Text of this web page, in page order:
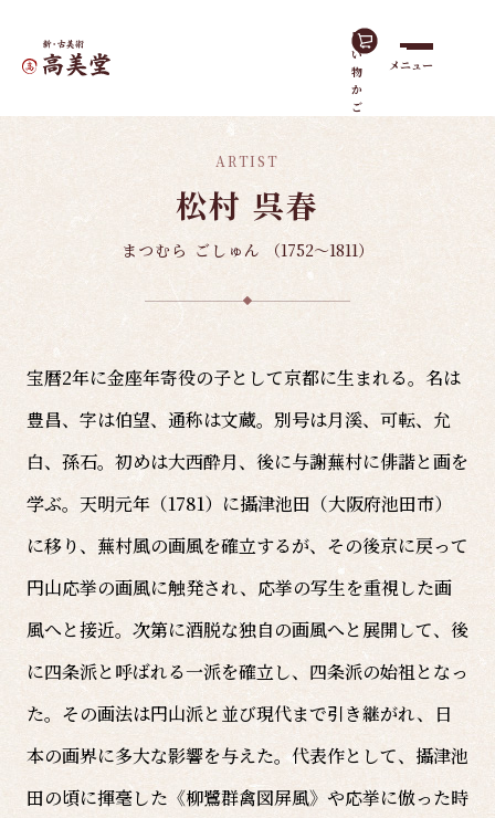
買
い
物
か
ご
メニュー
ホーム有名作家
ARTIST
松村 呉春
まつむら ごしゅん （1752～1811）
宝暦2年に金座年寄役の子として京都に生まれる。名は
豊昌、字は伯望、通称は文蔵。別号は月溪、可転、允
白、孫石。初めは大西酔月、後に与謝蕪村に俳諧と画を
学ぶ。天明元年（1781）に攝津池田（大阪府池田市）
に移り、蕪村風の画風を確立するが、その後京に戻って
円山応挙の画風に触発され、応挙の写生を重視した画
風へと接近。次第に酒脱な独自の画風へと展開して、後
に四条派と呼ばれる一派を確立し、四条派の始祖となっ
た。その画法は円山派と並び現代まで引き継がれ、日
本の画界に多大な影響を与えた。代表作として、攝津池
田の頃に揮毫した《柳鷺群禽図屏風》や応挙に倣った時